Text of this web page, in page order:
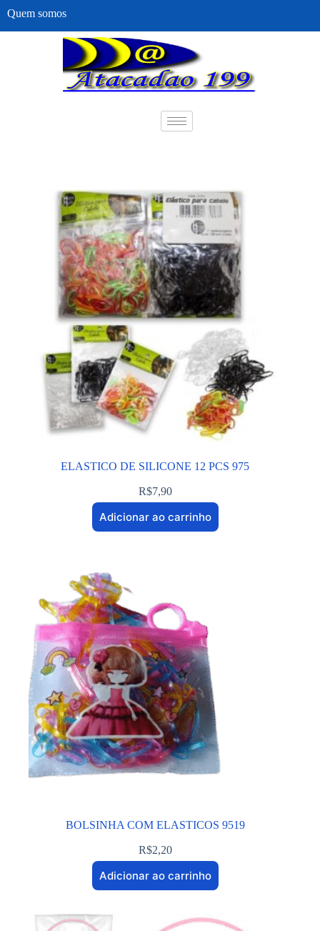
Quem somos
ELASTICO DE SILICONE 12 PCS 975
R$7,90
Adicionar ao carrinho
BOLSINHA COM ELASTICOS 9519
R$2,20
Adicionar ao carrinho